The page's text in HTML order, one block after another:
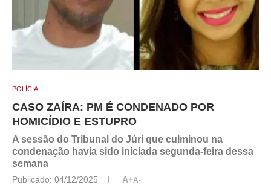
POLÍCIA
CASO ZAÍRA: PM É CONDENADO POR
HOMICÍDIO E ESTUPRO
A sessão do Tribunal do Júri que culminou na
condenação havia sido iniciada segunda-feira dessa
semana
Publicado: 04/12/2025 A+A-